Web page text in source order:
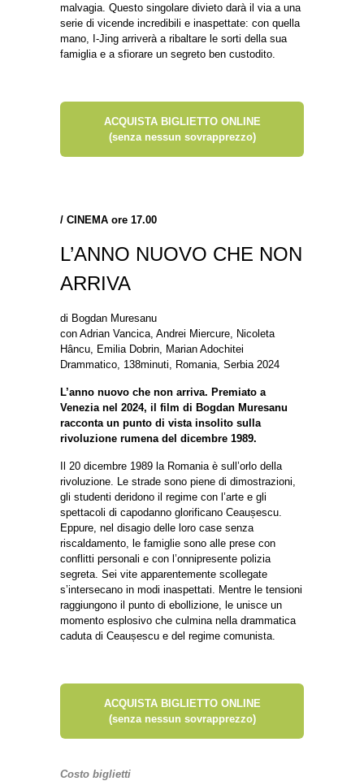
malvagia. Questo singolare divieto darà il via a una
serie di vicende incredibili e inaspettate: con quella
mano, I-Jing arriverà a ribaltare le sorti della sua
famiglia e a sfiorare un segreto ben custodito.
ACQUISTA BIGLIETTO ONLINE
(senza nessun sovrapprezzo)
/ CINEMA ore 17.00
L’ANNO NUOVO CHE NON
ARRIVA
di Bogdan Muresanu
con Adrian Vancica, Andrei Miercure, Nicoleta
Hâncu, Emilia Dobrin, Marian Adochitei
Drammatico, 138minuti, Romania, Serbia 2024
L’anno nuovo che non arriva. Premiato a
Venezia nel 2024, il film di Bogdan Muresanu
racconta un punto di vista insolito sulla
rivoluzione rumena del dicembre 1989.
Il 20 dicembre 1989 la Romania è sull’orlo della
rivoluzione. Le strade sono piene di dimostrazioni,
gli studenti deridono il regime con l’arte e gli
spettacoli di capodanno glorificano Ceaușescu.
Eppure, nel disagio delle loro case senza
riscaldamento, le famiglie sono alle prese con
conflitti personali e con l’onnipresente polizia
segreta. Sei vite apparentemente scollegate
s’intersecano in modi inaspettati. Mentre le tensioni
raggiungono il punto di ebollizione, le unisce un
momento esplosivo che culmina nella drammatica
caduta di Ceaușescu e del regime comunista.
ACQUISTA BIGLIETTO ONLINE
(senza nessun sovrapprezzo)
Costo biglietti